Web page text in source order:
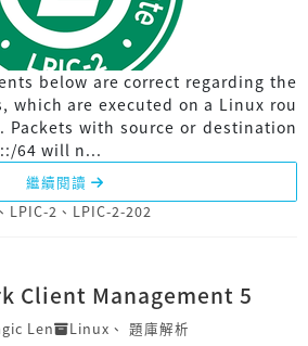
below are correct regarding the
which are executed on a Linux rou
Packets with source or destination
64 will n...
繼續閱讀
、 LPIC-2 、 LPIC-2-202
Client Management 5
Len Linux 、 題庫解析